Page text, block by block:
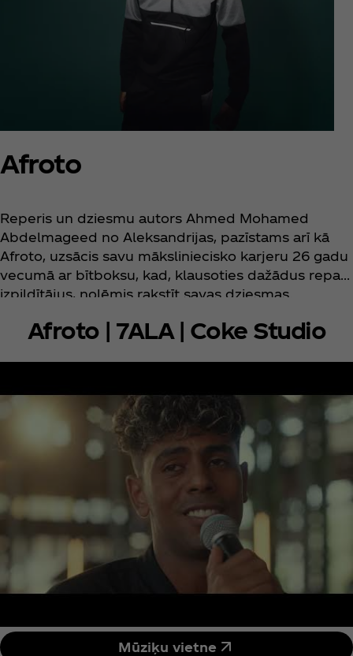
Afroto
Reperis un dziesmu autors Ahmed Mohamed
Abdelmageed no Aleksandrijas, pazīstams arī kā
Afroto, uzsācis savu māksliniecisko karjeru 26 gadu
vecumā ar bītboksu, kad, klausoties dažādus repa
izpildītājus, nolēmis rakstīt savas dziesmas.
dzīves ceļu, viņš uzrakstījis un ierakstījis savu pirmo
Afroto | 7ALA | Coke Studio
Mūziķu vietne